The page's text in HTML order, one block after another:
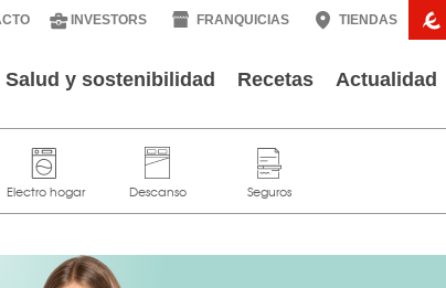
INVESTORS FRANQUICIAS TIENDAS
Salud y sostenibilidad Recetas Actualidad